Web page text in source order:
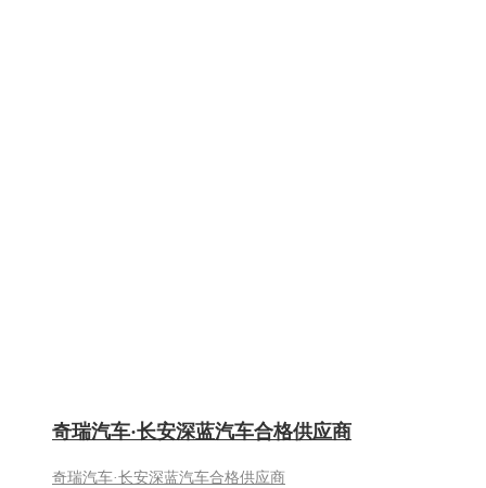
奇瑞汽车·长安深蓝汽车合格供应商
奇瑞汽车·长安深蓝汽车合格供应商